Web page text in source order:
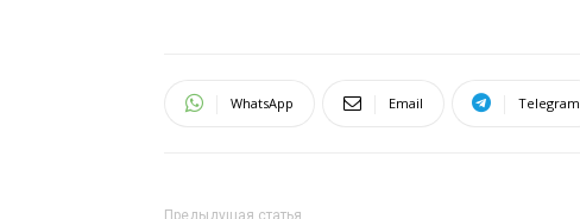
WhatsApp Email Telegram
Предыдущая статья